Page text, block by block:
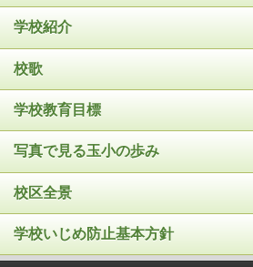
学校紹介
校歌
学校教育目標
写真で見る玉小の歩み
校区全景
学校いじめ防止基本方針